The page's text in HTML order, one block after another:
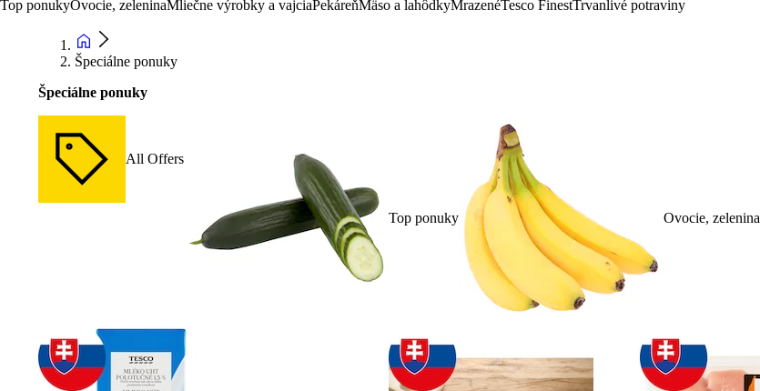
Top ponukyOvocie, zeleninaMliečne výrobky a vajciaPekáreňMäso a lahôdkyMrazenéTesco FinestTrvanlivé potraviny
Špeciálne ponuky
Špeciálne ponuky
All Offers
Top ponuky Ovocie, zelenina